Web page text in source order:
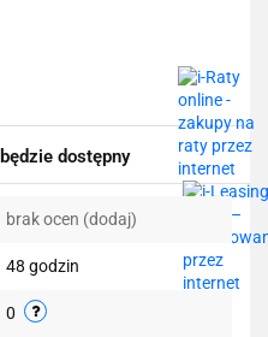
dostępny
brak ocen (dodaj)
48 godzin
0